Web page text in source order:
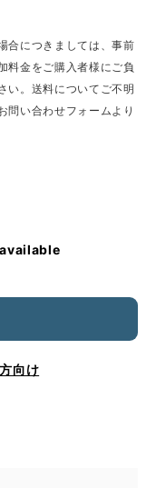
合につきましては、事前
料金をご購入者様にご負
い。送料についてご不明
問い合わせフォームより
向け